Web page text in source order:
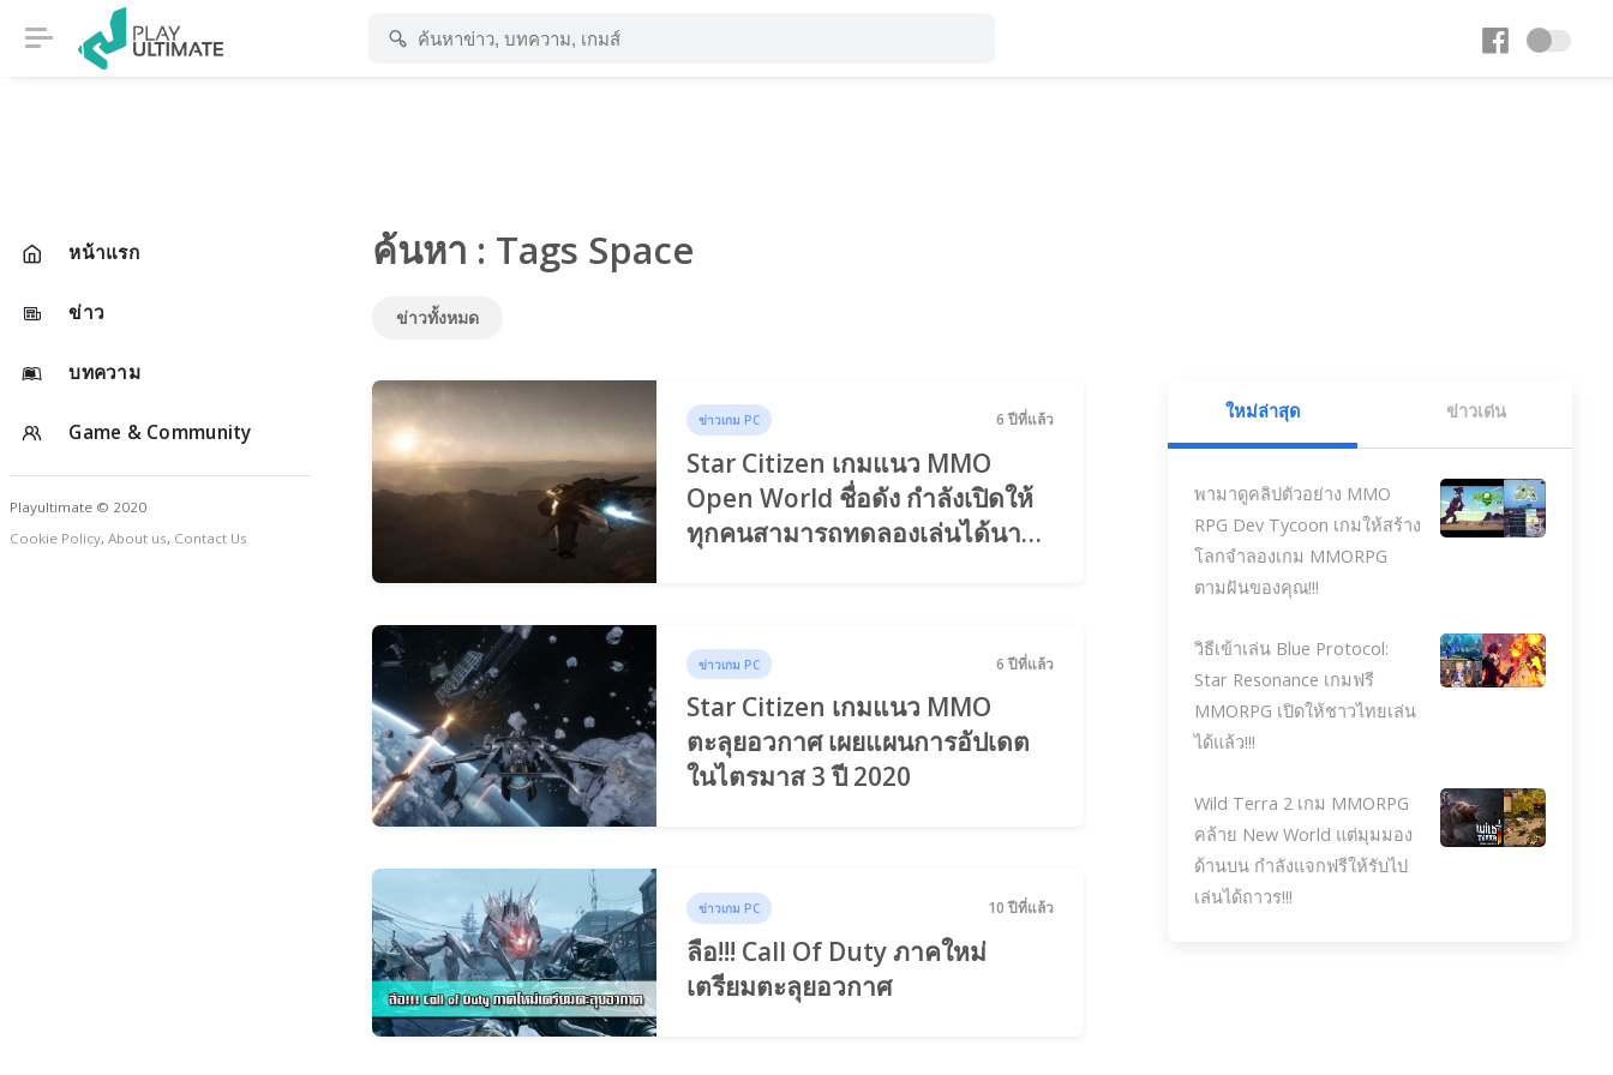
หน้าแรก
ข่าว
บทความ
Game & Community
Playultimate © 2020
Cookie Policy, About us, Contact Us
ค้นหา : Tags Space
ข่าวทั้งหมด
ข่าวเกม PC 6 ปีที่แล้ว
Star Citizen เกมแนว MMO
Open World ชื่อดัง กำลังเปิดให้
ทุกคนสามารถทดลองเล่นได้นาน
ข่าวเกม PC 6 ปีที่แล้ว
Star Citizen เกมแนว MMO
ตะลุยอวกาศ เผยแผนการอัปเดต
ในไตรมาส 3 ปี 2020
ข่าวเกม PC 10 ปีที่แล้ว
ลือ!!! Call Of Duty ภาคใหม่
เตรียมตะลุยอวกาศ
ใหม่ล่าสุด ข่าวเด่น
พามาดูคลิปตัวอย่าง MMO
RPG Dev Tycoon เกมให้สร้าง
โลกจำลองเกม MMORPG
ตามฝันของคุณ!!!
วิธีเข้าเล่น Blue Protocol:
Star Resonance เกมฟรี
MMORPG เปิดให้ชาวไทยเล่น
ได้แล้ว!!!
Wild Terra 2 เกม MMORPG
คล้าย New World แต่มุมมอง
ด้านบน กำลังแจกฟรีให้รับไป
เล่นได้ถาวร!!!